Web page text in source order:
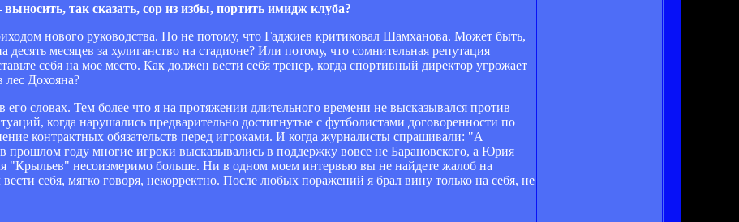
так сказать, сор из избы, портить имидж клуба?
нового руководства. Но не потому, что Гаджиев критиковал Шамханова. Может быть,
месяцев за хулиганство на стадионе? Или потому, что сомнительная репутация
себя на мое место. Как должен вести себя тренер, когда спортивный директор угрожает
лес Дохояна?
словах. Тем более что я на протяжении длительного времени не высказывался против
когда нарушались предварительно достигнутые с футболистами договоренности по
контрактных обязательств перед игроками. И когда журналисты спрашивали: "А
прошлом году многие игроки высказывались в поддержку вовсе не Барановского, а Юрия
"Крыльев" несоизмеримо больше. Ни в одном моем интервью вы не найдете жалоб на
себя, мягко говоря, некорректно. После любых поражений я брал вину только на себя, не